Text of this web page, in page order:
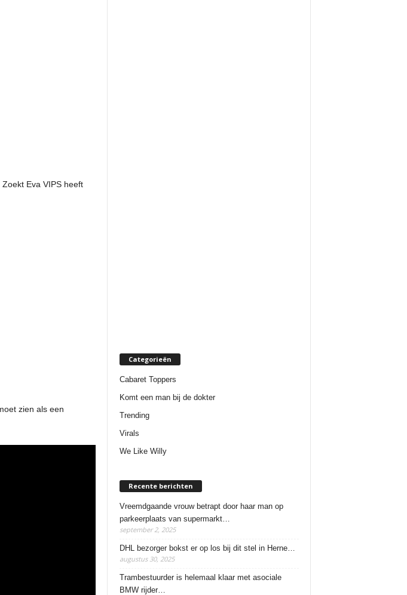
Eva VIPS heeft
zien als een
Categorieën
Cabaret Toppers
Komt een man bij de dokter
Trending
Virals
We Like Willy
Recente berichten
Vreemdgaande vrouw betrapt door haar man op
parkeerplaats van supermarkt…
september 2, 2025
DHL bezorger bokst er op los bij dit stel in Herne…
augustus 30, 2025
Trambestuurder is helemaal klaar met asociale
BMW rijder…